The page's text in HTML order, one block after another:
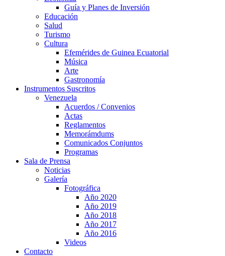
Guía y Planes de Inversión
Educación
Salud
Turismo
Cultura
Efemérides de Guinea Ecuatorial
Música
Arte
Gastronomía
Instrumentos Suscritos
Venezuela
Acuerdos / Convenios
Actas
Reglamentos
Memorámdums
Comunicados Conjuntos
Programas
Sala de Prensa
Noticias
Galería
Fotográfica
Año 2020
Año 2019
Año 2018
Año 2017
Año 2016
Videos
Contacto